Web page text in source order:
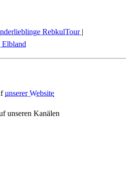
RebkulTour |
Elbland
unserer Website
unseren Kanälen